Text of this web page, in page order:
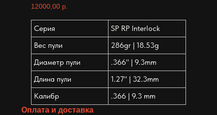
12000,00 р.
Серия
SP RP Interlock
Вес пули
286gr | 18.53g
Диаметр пули
.366" | 9.3mm
Длина пули
1.27" | 32.3mm
Калибр
.366 | 9.3 mm
Оплата и доставка